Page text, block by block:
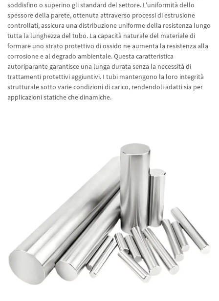
soddisfino o superino gli standard del settore. L'uniformità dello
spessore della parete, ottenuta attraverso processi di estrusione
controllati, assicura una distribuzione uniforme della resistenza lungo
tutta la lunghezza del tubo. La capacità naturale del materiale di
formare uno strato protettivo di ossido ne aumenta la resistenza alla
corrosione e al degrado ambientale. Questa caratteristica
autoriparante garantisce una lunga durata senza la necessità di
trattamenti protettivi aggiuntivi. I tubi mantengono la loro integrità
strutturale sotto varie condizioni di carico, rendendoli adatti sia per
applicazioni statiche che dinamiche.